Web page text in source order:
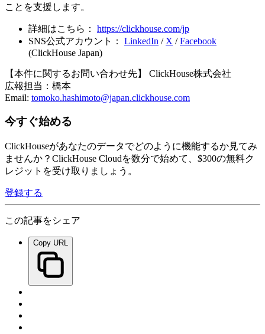
ことを支援します。
詳細はこちら： https://clickhouse.com/jp
SNS公式アカウント： LinkedIn / X /Facebook
(ClickHouse Japan)
【本件に関するお問い合わせ先】 ClickHouse株式会社
広報担当：橋本
Email: tomoko.hashimoto@japan.clickhouse.com
今すぐ始める
ClickHouseがあなたのデータでどのように機能するか見てみ
ませんか？ClickHouse Cloudを数分で始めて、$300の無料ク
レジットを受け取りましょう。
登録する
この記事をシェア
Copy URL